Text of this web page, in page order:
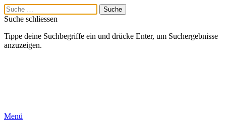
Suche schliessen
Tippe deine Suchbegriffe ein und drücke Enter, um Suchergebnisse
anzuzeigen.
Menü